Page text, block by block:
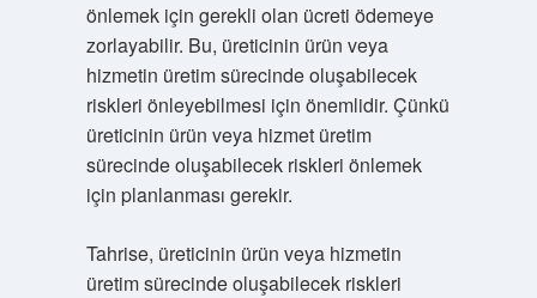
önlemek için gerekli olan ücreti ödemeye
zorlayabilir. Bu, üreticinin ürün veya
hizmetin üretim sürecinde oluşabilecek
riskleri önleyebilmesi için önemlidir. Çünkü
üreticinin ürün veya hizmet üretim
sürecinde oluşabilecek riskleri önlemek
için planlanması gerekir.
Tahrise, üreticinin ürün veya hizmetin
üretim sürecinde oluşabilecek riskleri